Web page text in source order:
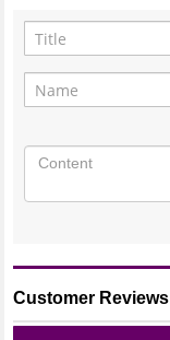
Customer Reviews